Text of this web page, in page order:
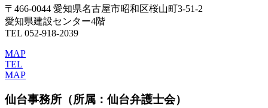
〒466-0044 愛知県名古屋市昭和区桜山町3-51-2
愛知県建設センター4階
TEL 052-918-2039
MAP
TEL
MAP
仙台事務所 （所属：仙台弁護士会）